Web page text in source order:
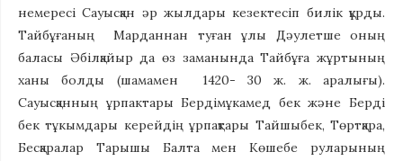
немересі Сауысқан әр жылдары кезектесіп билік құрды.
Тайбұғаның Марданнан туған ұлы Дәулетше оның
баласы Әбілқайыр да өз заманында Тайбұға жұртының
ханы болды (шамамен 1420- 30 ж. ж. аралығы).
Сауысқанның ұрпактары Бердімұкамед бек және Берді
бек тұкымдары керейдің ұрпақтары Тайшыбек, Төртқара,
Бесқаралар Тарышы Балта мен Көшебе руларының